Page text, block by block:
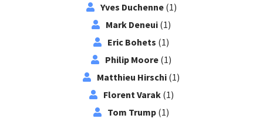
Yves Duchenne(1)
Mark Deneui (1)
Eric Bohets (1)
Philip Moore (1)
Matthieu Hirschi (1)
Florent Varak(1)
Tom Trump (1)